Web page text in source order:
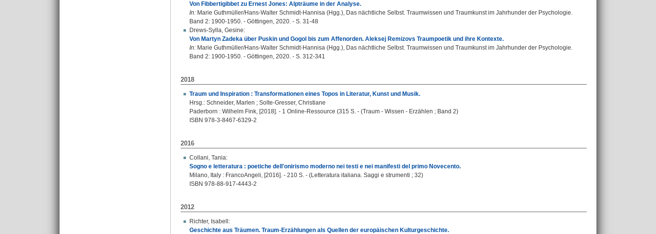
Von Fibbertigibbet zu Ernest Jones: Alpträume in der Analyse.
In: Marie Guthmüller/Hans-Walter Schmidt-Hannisa (Hgg.), Das nächtliche Selbst. Traumwissen und Traumkunst im Jahrhunder der Psychologie.
Band 2: 1900-1950. - Göttingen, 2020. - S. 31-48
Drews-Sylla, Gesine:
Von Martyn Zadeka über Puskin und Gogol bis zum Affenorden. Aleksej Remizovs Traumpoetik und ihre Kontexte.
In: Marie Guthmüller/Hans-Walter Schmidt-Hannisa (Hgg.), Das nächtliche Selbst. Traumwissen und Traumkunst im Jahrhunder der Psychologie.
Band 2: 1900-1950. - Göttingen, 2020. - S. 312-341
2018
Traum und Inspiration : Transformationen eines Topos in Literatur, Kunst und Musik.
Hrsg.: Schneider, Marlen ; Solte-Gresser, Christiane
Paderborn : Wilhelm Fink, [2018]. - 1 Online-Ressource (315 S. - (Traum - Wissen - Erzählen ; Band 2)
ISBN 978-3-8467-6329-2
2016
Collani, Tania:
Sogno e letteratura : poetiche dell'onirismo moderno nei testi e nei manifesti del primo Novecento.
Milano, Italy : FrancoAngeli, [2016]. - 210 S. - (Letteratura italiana. Saggi e strumenti ; 32)
ISBN 978-88-917-4443-2
2012
Richter, Isabell :
Geschichte aus Träumen. Traum-Erzählungen als Quellen der europäischen Kulturgeschichte.